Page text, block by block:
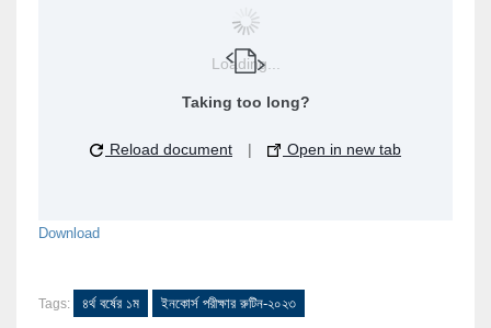
Loading...
Taking too long?
Reload document | Open in new tab
Download
Tags: ৪র্থ বর্ষের ১ম ইনকোর্স পরীক্ষার রুটিন-২০২৩